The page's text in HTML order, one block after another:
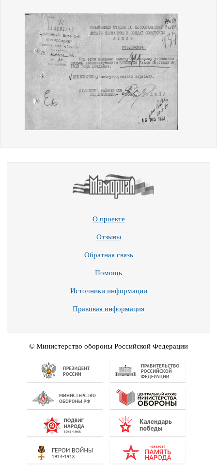
О проекте
Отзывы
Обратная связь
Помощь
Источники информации
Правовая информация
© Министерство обороны Российской Федерации